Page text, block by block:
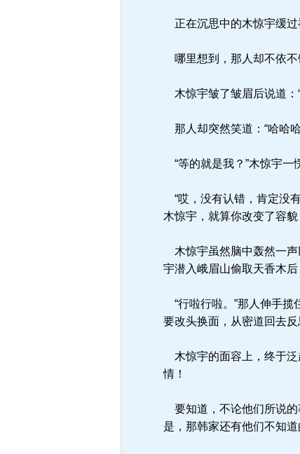
正在沉思中的木惊宇缓过
哪里想到，那人却不依不
木惊宇皱了皱眉后说道：
那人却突然笑道：“哈哈
“等的就是我？”木惊宇一
“哎，没有认错，肯定没
木惊宇，就算你改变了容
木惊宇虽然脑中轰然一声
宇潜入峨眉山偷取天香木
“行啦行啦。”那人伸手揽
要改头换面，从密道回去
木惊宇的面容上，终于泛
情！
要知道，不论他们所说的
是，那韩家还有他们不知